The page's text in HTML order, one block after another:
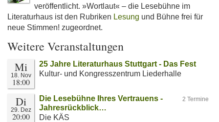
veröffentlicht. »Wortlaut« – die Lesebühne im
Literaturhaus ist den Rubriken Lesung und Bühne frei für
neue Stimmen! zugeordnet.
Weitere Veranstaltungen
Mi
18. Nov
18:00
25 Jahre Literaturhaus Stuttgart - Das Fest
Kultur- und Kongresszentrum Liederhalle
Di
29. Dez
20:00
2 Termine
Die Lesebühne Ihres Vertrauens -
Jahresrückblick…
Die KÄS